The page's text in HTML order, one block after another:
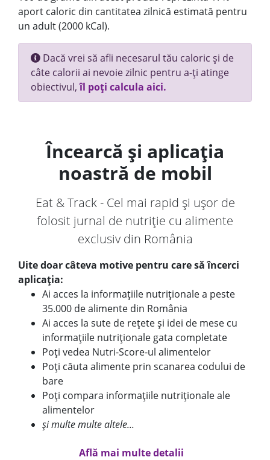
aport caloric din cantitatea zilnică estimată pentru
un adult (2000 kCal).
Dacă vrei să afli necesarul tău caloric și de
câte calorii ai nevoie zilnic pentru a-ți atinge
obiectivul,îl poți calcula aici.
Încearcă și aplicația
noastră de mobil
Eat & Track - Cel mai rapid și ușor de
folosit jurnal de nutriție cu alimente
exclusiv din România
Uite doar câteva motive pentru care să încerci
aplicația:
Ai acces la informațiile nutriționale a peste
35.000 de alimente din România
Ai acces la sute de rețete și idei de mese cu
informațiile nutriționale gata completate
Poți vedea Nutri-Score-ul alimentelor
Poți căuta alimente prin scanarea codului de
bare
Poți compara informațiile nutriționale ale
alimentelor
și multe multe altele...
Află mai multe detalii